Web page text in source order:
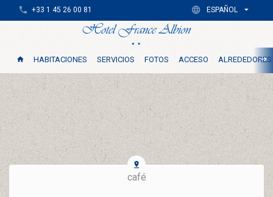
HABITACIONES SERVICIOS FOTOS ACCESO ALREDEDORES
+33 1 45 26 00 81 ESPAÑOL
café